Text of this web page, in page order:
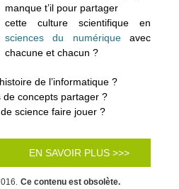
manque t’il pour partager
cette culture scientifique en
sciences du numériqueavec
chacune et chacun ?
de l’informatique ?
de concepts partager ?
science faire jouer ?
EN SAVOIR PLUS >>>
Ce contenu est obsolète.